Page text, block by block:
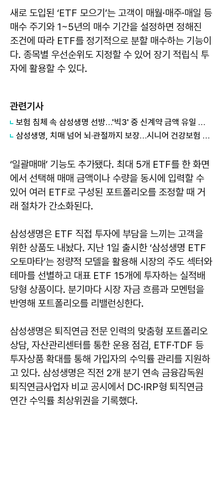
새로 도입된 ‘ETF 모으기’는 고객이 매월·매주·매일 등
매수 주기와 1~5년의 매수 기간을 설정하면 정해진
조건에 따라 ETF를 정기적으로 분할 매수하는 기능이
다. 종목별 우선순위도 지정할 수 있어 장기 적립식 투
자에 활용할 수 있다.
관련기사
보험 침체 속 삼성생명 선방…'빅3' 중 신계약 금액 유일 증가
삼성생명, 치매 넘어 뇌·관절까지 보장…시니어 건강보험 출시
‘일괄매매’ 기능도 추가됐다. 최대 5개 ETF를 한 화면
에서 선택해 매매 금액이나 수량을 동시에 입력할 수
있어 여러 ETF로 구성된 포트폴리오를 조정할 때 거
래 절차가 간소화된다.
삼성생명은 ETF 직접 투자에 부담을 느끼는 고객을
위한 상품도 내놨다. 지난 1일 출시한 ‘삼성생명 ETF
오토마타’는 정량적 모델을 활용해 시장의 주도 섹터와
테마를 선별하고 대표 ETF 15개에 투자하는 실적배
당형 상품이다. 분기마다 시장 자금 흐름과 모멘텀을
반영해 포트폴리오를 리밸런싱한다.
삼성생명은 퇴직연금 전문 인력의 맞춤형 포트폴리오
상담, 자산관리센터를 통한 운용 점검, ETF·TDF 등
투자상품 확대를 통해 가입자의 수익률 관리를 지원하
고 있다. 삼성생명은 직전 2개 분기 연속 금융감독원
퇴직연금사업자 비교 공시에서 DC·IRP형 퇴직연금
연간 수익률 최상위권을 기록했다.